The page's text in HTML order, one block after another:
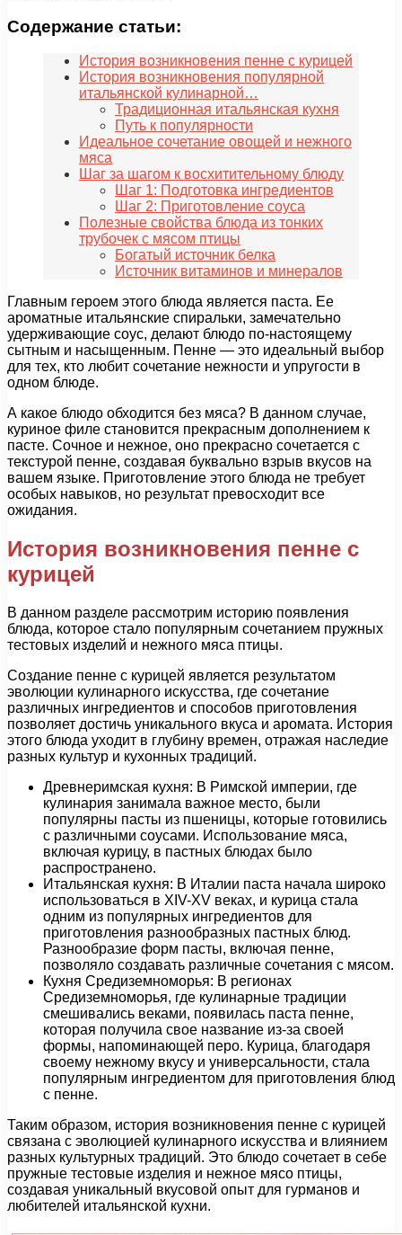
Содержание статьи:
История возникновения пенне с курицей
История возникновения популярной
итальянской кулинарной…
Традиционная итальянская кухня
Путь к популярности
Идеальное сочетание овощей и нежного
мяса
Шаг за шагом к восхитительному блюду
Шаг 1: Подготовка ингредиентов
Шаг 2: Приготовление соуса
Полезные свойства блюда из тонких
трубочек с мясом птицы
Богатый источник белка
Источник витаминов и минералов
Главным героем этого блюда является паста. Ее
ароматные итальянские спиральки, замечательно
удерживающие соус, делают блюдо по-настоящему
сытным и насыщенным. Пенне — это идеальный выбор
для тех, кто любит сочетание нежности и упругости в
одном блюде.
А какое блюдо обходится без мяса? В данном случае,
куриное филе становится прекрасным дополнением к
пасте. Сочное и нежное, оно прекрасно сочетается с
текстурой пенне, создавая буквально взрыв вкусов на
вашем языке. Приготовление этого блюда не требует
особых навыков, но результат превосходит все
ожидания.
История возникновения пенне с
курицей
В данном разделе рассмотрим историю появления
блюда, которое стало популярным сочетанием пружных
тестовых изделий и нежного мяса птицы.
Создание пенне с курицей является результатом
эволюции кулинарного искусства, где сочетание
различных ингредиентов и способов приготовления
позволяет достичь уникального вкуса и аромата. История
этого блюда уходит в глубину времен, отражая наследие
разных культур и кухонных традиций.
Древнеримская кухня: В Римской империи, где
кулинария занимала важное место, были
популярны пасты из пшеницы, которые готовились
с различными соусами. Использование мяса,
включая курицу, в пастных блюдах было
распространено.
Итальянская кухня: В Италии паста начала широко
использоваться в XIV-XV веках, и курица стала
одним из популярных ингредиентов для
приготовления разнообразных пастных блюд.
Разнообразие форм пасты, включая пенне,
позволяло создавать различные сочетания с мясом.
Кухня Средиземноморья: В регионах
Средиземноморья, где кулинарные традиции
смешивались веками, появилась паста пенне,
которая получила свое название из-за своей
формы, напоминающей перо. Курица, благодаря
своему нежному вкусу и универсальности, стала
популярным ингредиентом для приготовления блюд
с пенне.
Таким образом, история возникновения пенне с курицей
связана с эволюцией кулинарного искусства и влиянием
разных культурных традиций. Это блюдо сочетает в себе
пружные тестовые изделия и нежное мясо птицы,
создавая уникальный вкусовой опыт для гурманов и
любителей итальянской кухни.